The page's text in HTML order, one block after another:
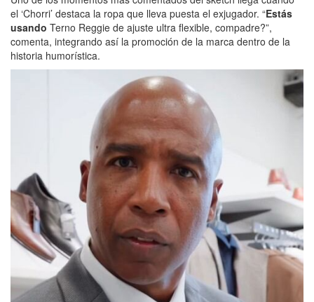
el ‘Chorri’ destaca la ropa que lleva puesta el exjugador. “Estás
usando Terno Reggie de ajuste ultra flexible, compadre?”,
comenta, integrando así la promoción de la marca dentro de la
historia humorística.